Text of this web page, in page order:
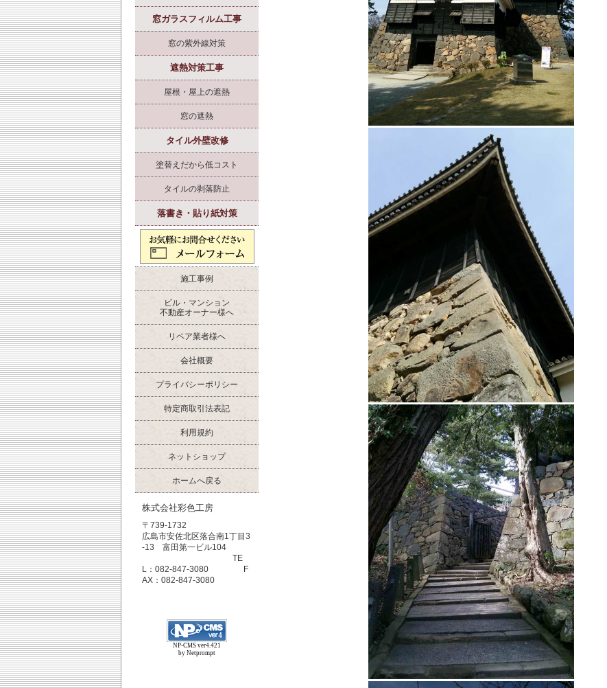
窓ガラスフィルム工事
窓の紫外線対策
遮熱対策工事
屋根・屋上の遮熱
窓の遮熱
タイル外壁改修
塗替えだから低コスト
タイルの剥落防止
落書き・貼り紙対策
施工事例
ビル・マンション
不動産オーナー様へ
リペア業者様へ
会社概要
プライバシーポリシー
特定商取引法表記
利用規約
ネットショップ
ホームへ戻る
株式会社彩色工房
〒739-1732
広島市安佐北区落合南1丁目3
-13 富田第一ビル104
TE
L：082-847-3080 F
AX：082-847-3080
NP-CMS ver4.421
by Netprompt